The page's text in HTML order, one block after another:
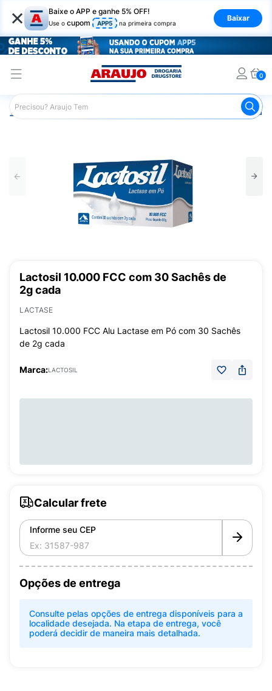
× Baixe o APP e ganhe 5% OFF!
Use o cupom APP5 na primeira compra
Baixar
0
Araujo Medicamentos Remédio para o Estômago e
Lactosil 10.000 FCC com 30 Sachês de
2g cada
LACTASE
Lactosil 10.000 FCC Alu Lactase em Pó com 30 Sachês
de 2g cada
Marca:LACTOSIL
Calcular frete
Informe seu CEP
Opções de entrega
Consulte pelas opções de entrega disponíveis para a
localidade desejada. Na etapa de entrega, você
poderá decidir de maneira mais detalhada.